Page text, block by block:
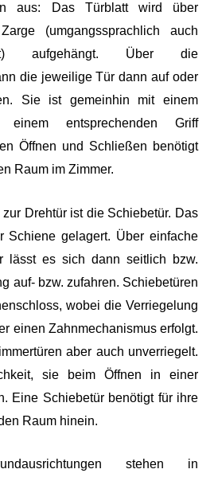
aus: Das Türblatt wird über
(umgangssprachlich auch
aufgehängt. Über die
die jeweilige Tür dann auf oder
Sie ist gemeinhin mit einem
einem entsprechenden Griff
Öffnen und Schließen benötigt
Raum im Zimmer.
Drehtür ist die Schiebetür. Das
Schiene gelagert. Über einfache
lässt es sich dann seitlich bzw.
auf- bzw. zufahren. Schiebetüren
wobei die Verriegelung
einen Zahnmechanismus erfolgt.
aber auch unverriegelt.
sie beim Öffnen in einer
Eine Schiebetür benötigt für ihre
Raum hinein.
stehen in